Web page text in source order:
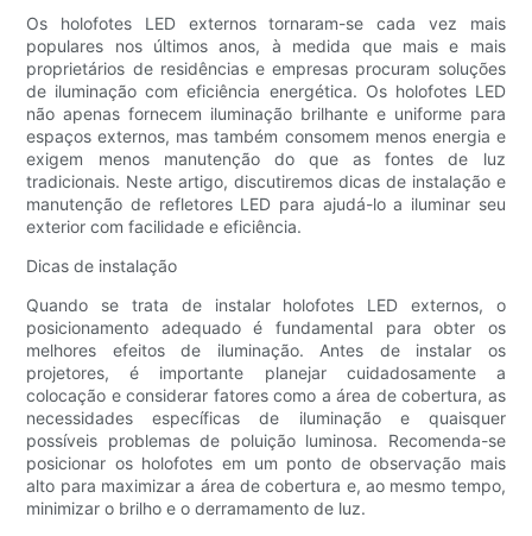
Os holofotes LED externos tornaram-se cada vez mais
populares nos últimos anos, à medida que mais e mais
proprietários de residências e empresas procuram soluções
de iluminação com eficiência energética. Os holofotes LED
não apenas fornecem iluminação brilhante e uniforme para
espaços externos, mas também consomem menos energia e
exigem menos manutenção do que as fontes de luz
tradicionais. Neste artigo, discutiremos dicas de instalação e
manutenção de refletores LED para ajudá-lo a iluminar seu
exterior com facilidade e eficiência.
Dicas de instalação
Quando se trata de instalar holofotes LED externos, o
posicionamento adequado é fundamental para obter os
melhores efeitos de iluminação. Antes de instalar os
projetores, é importante planejar cuidadosamente a
colocação e considerar fatores como a área de cobertura, as
necessidades específicas de iluminação e quaisquer
possíveis problemas de poluição luminosa. Recomenda-se
posicionar os holofotes em um ponto de observação mais
alto para maximizar a área de cobertura e, ao mesmo tempo,
minimizar o brilho e o derramamento de luz.